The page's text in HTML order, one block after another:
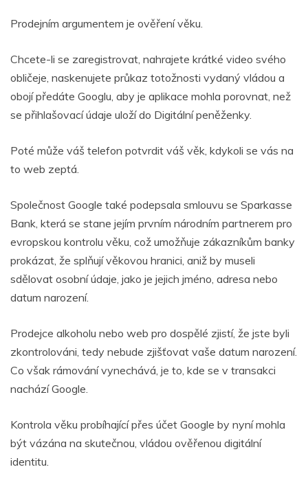
Prodejním argumentem je ověření věku.
Chcete-li se zaregistrovat, nahrajete krátké video svého
obličeje, naskenujete průkaz totožnosti vydaný vládou a
obojí předáte Googlu, aby je aplikace mohla porovnat, než
se přihlašovací údaje uloží do Digitální peněženky.
Poté může váš telefon potvrdit váš věk, kdykoli se vás na
to web zeptá.
Společnost Google také podepsala smlouvu se Sparkasse
Bank, která se stane jejím prvním národním partnerem pro
evropskou kontrolu věku, což umožňuje zákazníkům banky
prokázat, že splňují věkovou hranici, aniž by museli
sdělovat osobní údaje, jako je jejich jméno, adresa nebo
datum narození.
Prodejce alkoholu nebo web pro dospělé zjistí, že jste byli
zkontrolováni, tedy nebude zjišťovat vaše datum narození.
Co však rámování vynechává, je to, kde se v transakci
nachází Google.
Kontrola věku probíhající přes účet Google by nyní mohla
být vázána na skutečnou, vládou ověřenou digitální
identitu.